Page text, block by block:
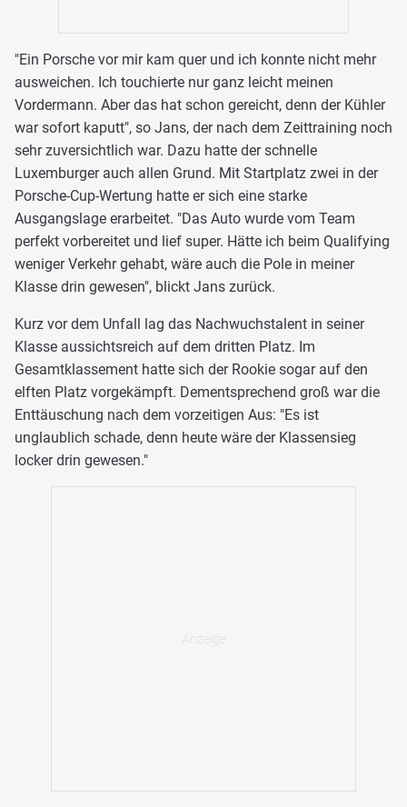
"Ein Porsche vor mir kam quer und ich konnte nicht mehr
ausweichen. Ich touchierte nur ganz leicht meinen
Vordermann. Aber das hat schon gereicht, denn der Kühler
war sofort kaputt", so Jans, der nach dem Zeittraining noch
sehr zuversichtlich war. Dazu hatte der schnelle
Luxemburger auch allen Grund. Mit Startplatz zwei in der
Porsche-Cup-Wertung hatte er sich eine starke
Ausgangslage erarbeitet. "Das Auto wurde vom Team
perfekt vorbereitet und lief super. Hätte ich beim Qualifying
weniger Verkehr gehabt, wäre auch die Pole in meiner
Klasse drin gewesen", blickt Jans zurück.
Kurz vor dem Unfall lag das Nachwuchstalent in seiner
Klasse aussichtsreich auf dem dritten Platz. Im
Gesamtklassement hatte sich der Rookie sogar auf den
elften Platz vorgekämpft. Dementsprechend groß war die
Enttäuschung nach dem vorzeitigen Aus: "Es ist
unglaublich schade, denn heute wäre der Klassensieg
locker drin gewesen."